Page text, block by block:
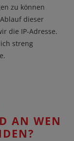
zu können
dieser
die IP-Adresse.
streng
AN WEN